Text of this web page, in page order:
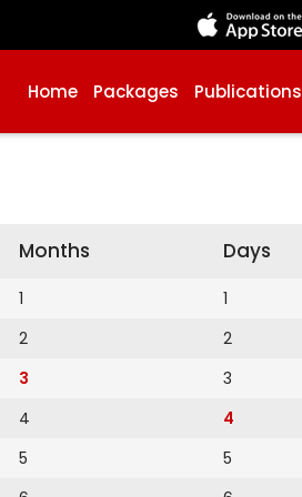
Home Packages Publications
Months
1
2
3
4
5
Days
1
2
3
4
5